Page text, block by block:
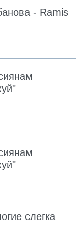
- Ramis
слегка